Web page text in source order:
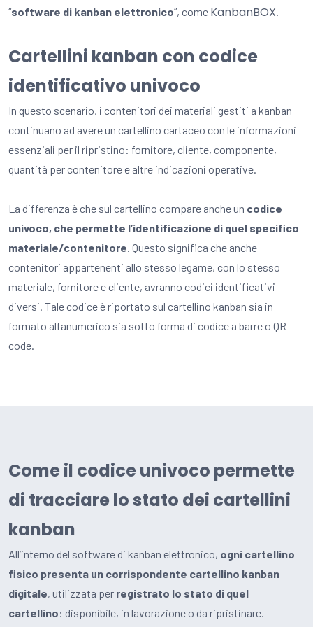
“software di kanban elettronico”, come KanbanBOX.
Cartellini kanban con codice
identificativo univoco
In questo scenario, i contenitori dei materiali gestiti a kanban
continuano ad avere un cartellino cartaceo con le informazioni
essenziali per il ripristino: fornitore, cliente, componente,
quantità per contenitore e altre indicazioni operative.
La differenza è che sul cartellino compare anche un codice
univoco, che permette l’identificazione di quel specifico
materiale/contenitore. Questo significa che anche
contenitori appartenenti allo stesso legame, con lo stesso
materiale, fornitore e cliente, avranno codici identificativi
diversi. Tale codice è riportato sul cartellino kanban sia in
formato alfanumerico sia sotto forma di codice a barre o QR
code.
Come il codice univoco permette
di tracciare lo stato dei cartellini
kanban
All’interno del software di kanban elettronico, ogni cartellino
fisico presenta un corrispondente cartellino kanban
digitale, utilizzata per registrato lo stato di quel
cartellino: disponibile, in lavorazione o da ripristinare.